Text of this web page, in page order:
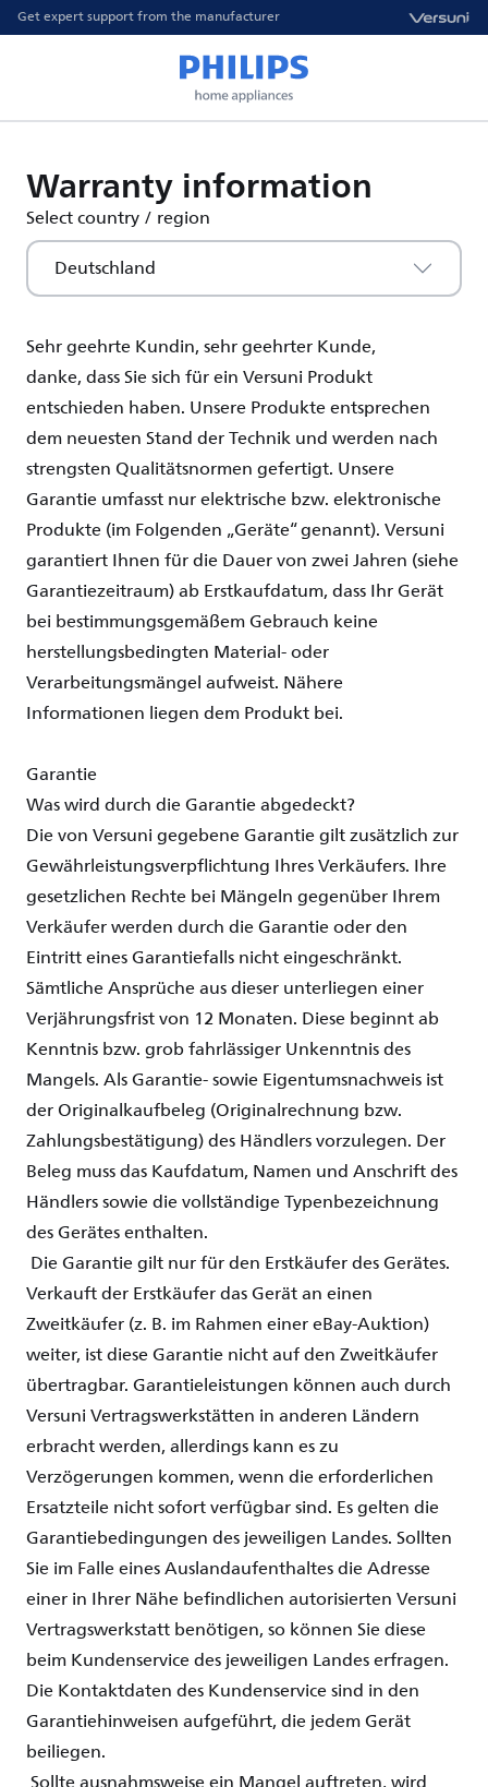
Get expert support from the manufacturer
Warranty information
Select country / region
Deutschland
Sehr geehrte Kundin, sehr geehrter Kunde,
danke,dassSiesichfüreinVersuni Produkt
entschieden haben. UnsereProdukteentsprechen
demneuestenStand der Technik undwerden nach
strengsten Qualitätsnormengefertigt. Unsere
Garantieumfasstnurelektrischebzw.elektronische
Produkte (imFolgenden „Geräte“genannt).Versuni
garantiertIhnen für die Dauer vonzweiJahren (siehe
Garantiezeitraum) ab Erstkaufdatum,dassIhrGerät
bei bestimmungsgemäßemGebrauch keine
herstellungsbedingten Material-oder
Verarbeitungsmängelaufweist. Nähere
Informationen liegendemProduktbei.
Garantie
WaswirddurchdieGarantieabgedeckt?
Die vonVersunigegebeneGarantiegiltzusätzlichzur
Gewährleistungsverpflichtung IhresVerkäufers. Ihre
gesetzlichen Rechtebei MängelngegenüberIhrem
VerkäuferwerdendurchdieGarantieoderden
EintritteinesGarantiefallsnichteingeschränkt.
SämtlicheAnsprücheausdieserunterliegeneiner
Verjährungsfristvon 12Monaten. Diesebeginntab
Kenntnisbzw.grobfahrlässigerUnkenntnisdes
Mangels. AlsGarantie-sowieEigentumsnachweisist
derOriginalkaufbeleg (Originalrechnung bzw.
Zahlungsbestätigung) desHändlersvorzulegen. Der
Beleg muss dasKaufdatum, Namen undAnschriftdes
HändlerssowiedievollständigeTypenbezeichnung
desGerätesenthalten.
DieGarantiegiltnurfür den ErstkäuferdesGerätes.
VerkauftderErstkäuferdasGerätaneinen
Zweitkäufer(z. B. imRahmeneinereBay-Auktion)
weiter, istdieseGarantienichtauf denZweitkäufer
übertragbar.Garantieleistungen könnenauchdurch
VersuniVertragswerkstätten inanderen Ländern
erbrachtwerden,allerdingskanneszu
Verzögerungen kommen,wenndieerforderlichen
Ersatzteilenichtsofortverfügbarsind. Esgeltendie
Garantiebedingungendesjeweiligen Landes.Sollten
SieimFalleeinesAuslandaufenthaltesdieAdresse
einerin IhrerNähebefindlichenautorisiertenVersuni
Vertragswerkstattbenötigen, so könnenSiediese
beimKundenservice desjeweiligen Landeserfragen.
DieKontaktdatendes Kundenservicesind in den
Garantiehinweisenaufgeführt, diejedemGerät
beiliegen.